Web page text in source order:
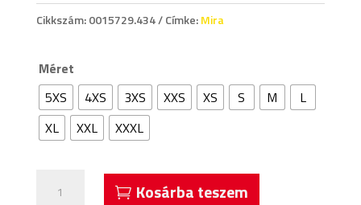
Cikkszám:0015729.434 Címke:Mira
Méret
5XS
4XS 3XS XXS XS S M
L
XL
XXL XXXL
Kosárba teszem